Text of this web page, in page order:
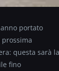
portato
questa sarà la
fino